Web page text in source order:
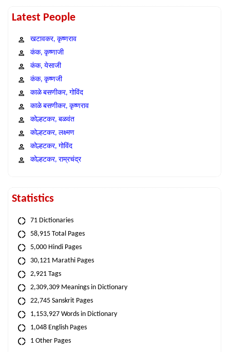
Latest People
खटावकर, कृष्णराव
कंक, कृष्णाजी
कंक, येसाजी
कंक, कृष्णजी
काळे बसणीकर, गोविंद
काळे बसणीकर, कृष्णराव
कोल्हटकर, बळवंत
कोल्हटकर, लक्ष्मण
कोल्हटकर, गोविंद
कोल्हटकर, राम्रचंद्र
Statistics
71 Dictionaries
58,915 Total Pages
5,000 Hindi Pages
30,121 Marathi Pages
2,921 Tags
2,309,309 Meanings in Dictionary
22,745 Sanskrit Pages
1,153,927 Words in Dictionary
1,048 English Pages
1 Other Pages